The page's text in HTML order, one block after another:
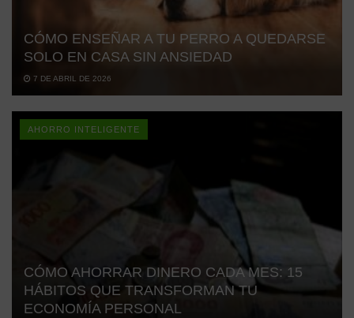
CÓMO ENSEÑAR A TU PERRO A QUEDARSE
SOLO EN CASA SIN ANSIEDAD
7 DE ABRIL DE 2026
AHORRO INTELIGENTE
CÓMO AHORRAR DINERO CADA MES: 15
HÁBITOS QUE TRANSFORMAN TU
ECONOMÍA PERSONAL